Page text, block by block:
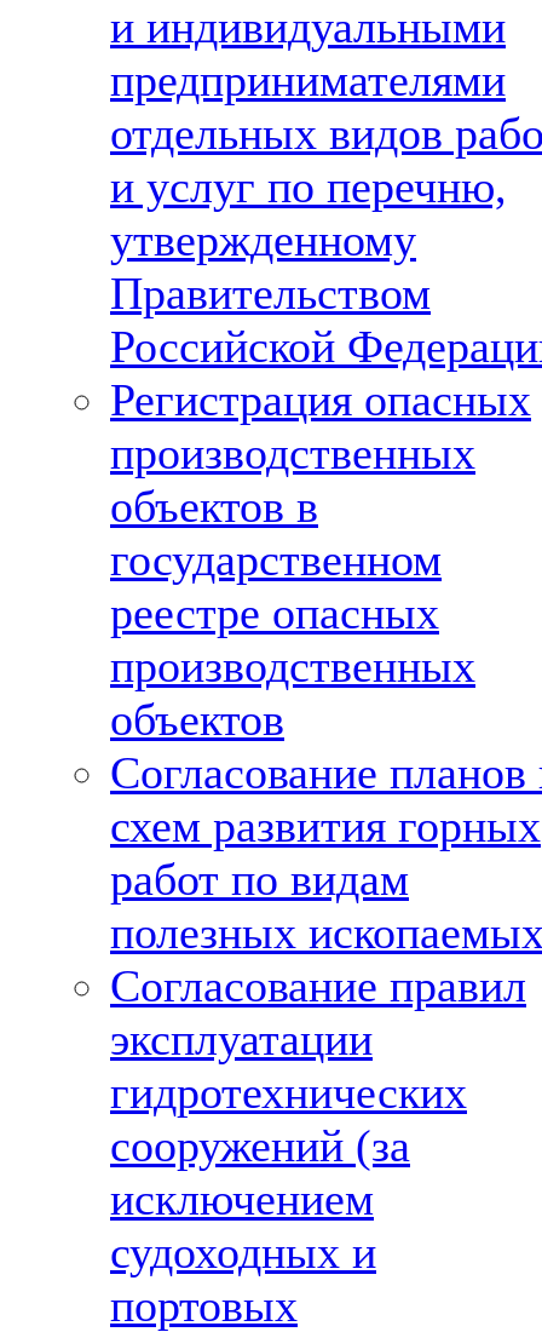
и индивидуальными
предпринимателями
отдельных видов
и услуг по перечню,
утвержденному
Правительством
Российской
Регистрация опасных
производственных
объектов в
государственном
реестре опасных
производственных
объектов
Согласование планов
схем развития горных
работ по видам
полезных
Согласование правил
эксплуатации
гидротехнических
сооружений (за
исключением
судоходных и
портовых